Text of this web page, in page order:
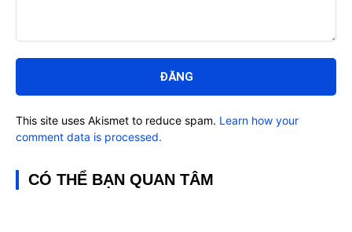
luận:
This site uses Akismet to reduce spam. Learn how your
comment data is processed.
CÓ THỂ BẠN QUAN TÂM